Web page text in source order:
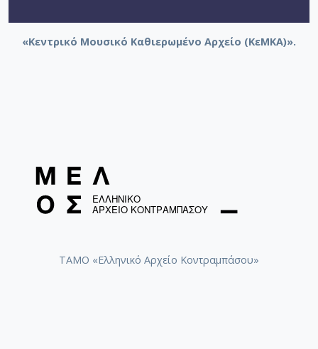
«Κεντρικό Μουσικό Καθιερωμένο Αρχείο (ΚεΜΚΑ)».
ΤΑΜΟ «Ελληνικό Αρχείο Κοντραμπάσου»